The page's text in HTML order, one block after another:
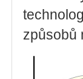
způsobů